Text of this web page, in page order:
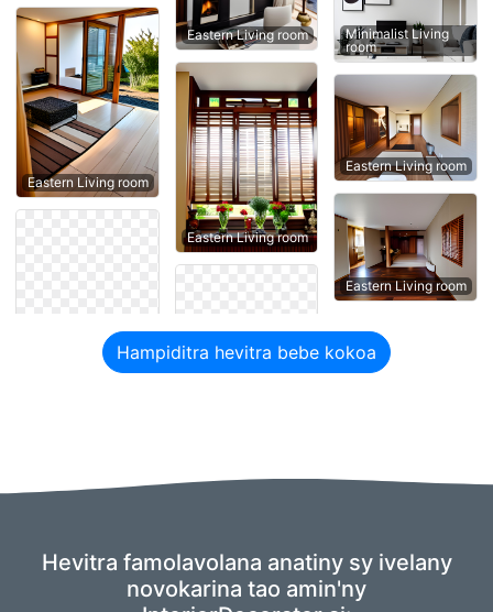
Eastern Living room
Eastern Living room
Eastern Living room
Minimalist Living
room
Eastern Living room
Eastern Living room
Hampiditra hevitra bebe kokoa
Hevitra famolavolana anatiny sy ivelany
novokarina tao amin'ny